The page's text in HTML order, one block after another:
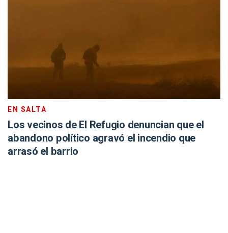
EN SALTA
Los vecinos de El Refugio denuncian que el
abandono político agravó el incendio que
arrasó el barrio